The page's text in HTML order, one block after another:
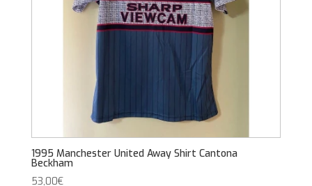
1995 Manchester United Away Shirt Cantona
Beckham
53,00€